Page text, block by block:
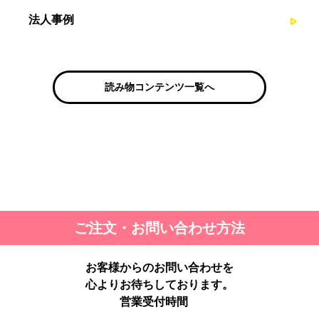
法人事例
読み物コンテンツ一覧へ
ご注文・お問い合わせ方法
お客様からのお問い合わせを
心よりお待ちしております。
営業受付時間